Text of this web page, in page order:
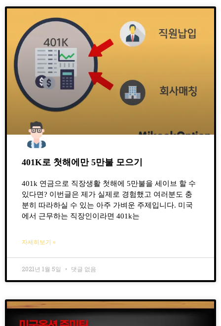
401K로 첫해에만 5만불 모으기
401k 연금으로 직장생활 첫해에 5만불을 세이브 할 수
있다면? 이번글은 제가 실제로 경험했고 여러분도 충
분히 따라하실 수 있는 아주 가벼운 주제입니다. 미국
에서 근무하는 직장인이라면 401k는
자세히보기 »
2021년 1월 5일 댓글 없음